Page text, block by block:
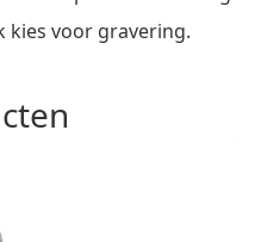
kies voor gravering.